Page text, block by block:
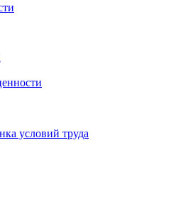
условий труда